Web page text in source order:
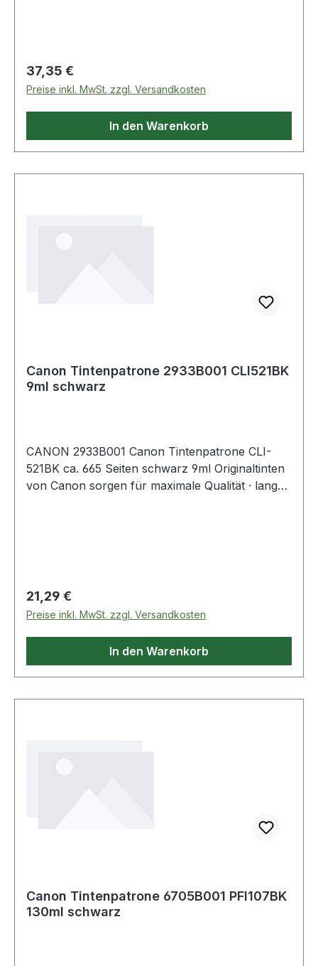
Regulärer Preis:
37,35 €
Preise inkl. MwSt. zzgl. Versandkosten
In den Warenkorb
Canon Tintenpatrone 2933B001 CLI521BK
9ml schwarz
CANON 2933B001 Canon Tintenpatrone CLI-
521BK ca. 665 Seiten schwarz 9ml Originaltinten
von Canon sorgen für maximale Qualität · lang
Regulärer Preis:
21,29 €
Preise inkl. MwSt. zzgl. Versandkosten
In den Warenkorb
Canon Tintenpatrone 6705B001 PFI107BK
130ml schwarz